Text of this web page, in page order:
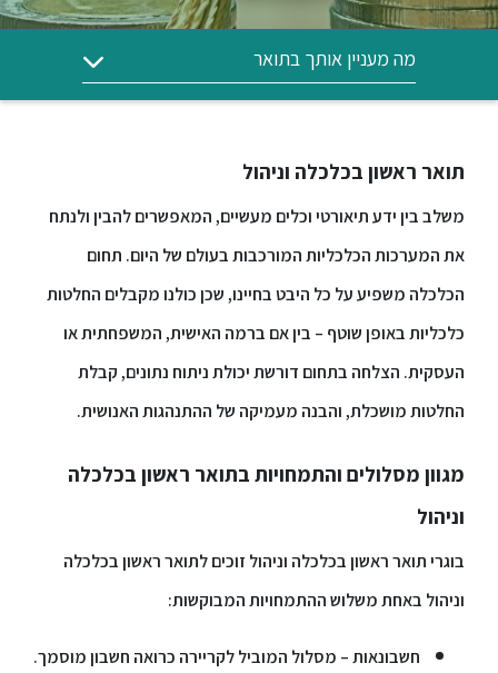
אנגלית
ועברית
המרכז
הקדם
לימודי
חוץ
והמשך
מתעניינים
בוגרים
מה מעניין אותך בתואר
תואר ראשון בכלכלה וניהול
משלב בין ידע תיאורטי וכלים מעשיים, המאפשרים להבין ולנתח
את המערכות הכלכליות המורכבות בעולם של היום. תחום
הכלכלה משפיע על כל היבט בחיינו, שכן כולנו מקבלים החלטות
כלכליות באופן שוטף – בין אם ברמה האישית, המשפחתית או
העסקית. הצלחה בתחום דורשת יכולת ניתוח נתונים, קבלת
החלטות מושכלת, והבנה מעמיקה של ההתנהגות האנושית.
מגוון מסלולים והתמחויות בתואר ראשון בכלכלה
וניהול
בוגרי תואר ראשון בכלכלה וניהול זוכים לתואר ראשון בכלכלה
וניהול באחת משלוש ההתמחויות המבוקשות:
חשבונאות – מסלול המוביל לקריירה כרואה חשבון מוסמך.